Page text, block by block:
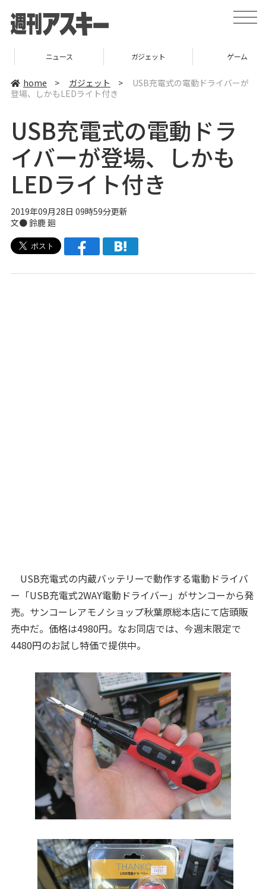
t
o
e
a
v
ニュース ガジェット ゲーム
home > ガジェット >
USB充電式の電動ドライバーが
登場、しかもLEDライト付き
USB充電式の電動ドラ
イバーが登場、しかも
LEDライト付き
2019年09月28日 09時59分更新
文● 鈴鹿 廻
USB充電式の内蔵バッテリーで動作する電動ドライバ
ー「USB充電式2WAY電動ドライバー」がサンコーから発
売。サンコーレアモノショップ秋葉原総本店にて店頭販
売中だ。価格は4980円。なお同店では、今週末限定で
4480円のお試し特価で提供中。